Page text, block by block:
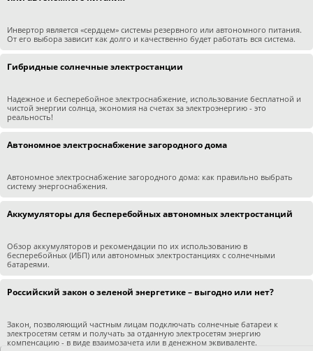
Инвертор является «сердцем» системы резервного или автономного питания.
От его выбора зависит как долго и качественно будет работать вся система.
Гибридные солнечные электростанции
Надежное и бесперебойное электроснабжение, использование бесплатной и
чистой энергии солнца, экономия на счетах за электроэнергию - это
реальность!
Автономное электроснабжение загородного дома
Автономное электроснабжение загородного дома: как правильно выбрать
систему энергоснабжения.
Аккумуляторы для бесперебойных автономных электростанций
Обзор аккумуляторов и рекомендации по их использованию в
бесперебойных (ИБП) или автономных электростанциях с солнечными
батареями.
Российский закон о зеленой энергетике – выгодно или нет?
Закон, позволяющий частным лицам подключать солнечные батареи к
электросетям сетям и получать за отданную электросетям энергию
компенсацию - в виде взаимозачета или в денежном эквиваленте.